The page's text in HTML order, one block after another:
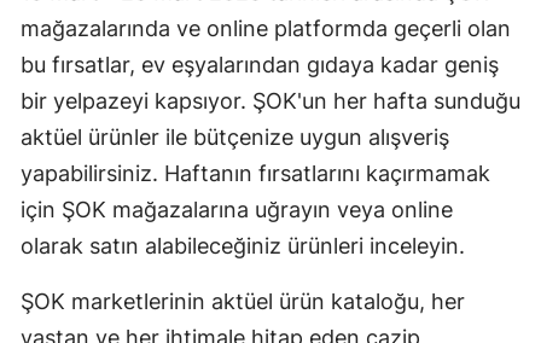
mağazalarında ve online platformda geçerli olan
bu fırsatlar, ev eşyalarından gıdaya kadar geniş
bir yelpazeyi kapsıyor. ŞOK'un her hafta sunduğu
aktüel ürünler ile bütçenize uygun alışveriş
yapabilirsiniz. Haftanın fırsatlarını kaçırmamak
için ŞOK mağazalarına uğrayın veya online
olarak satın alabileceğiniz ürünleri inceleyin.
ŞOK marketlerinin aktüel ürün kataloğu, her